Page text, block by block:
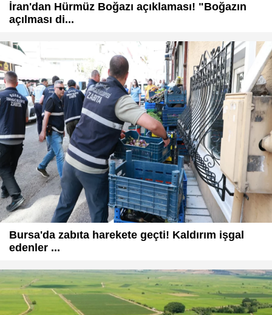
İran'dan Hürmüz Boğazı açıklaması! "Boğazın
açılması di...
Bursa'da zabıta harekete geçti! Kaldırım işgal
edenler ...